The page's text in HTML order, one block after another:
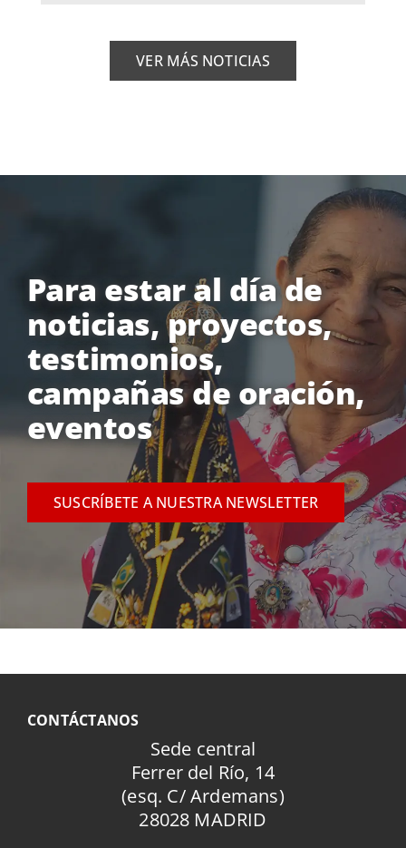
VER MÁS NOTICIAS
Para estar al día de
noticias, proyectos,
testimonios,
campañas de oración,
eventos
SUSCRÍBETE A NUESTRA NEWSLETTER
CONTÁCTANOS
Sede central
Ferrer del Río, 14
(esq. C/ Ardemans)
28028 MADRID